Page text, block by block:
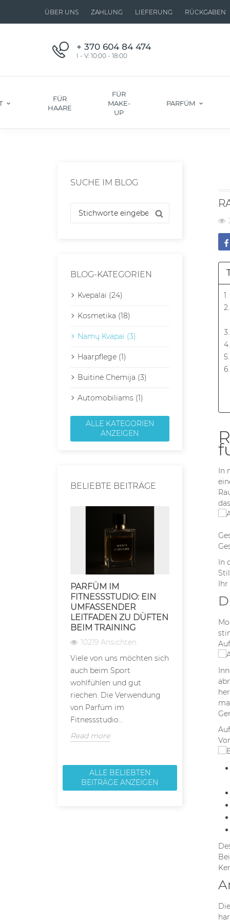
ÜBER UNS ZAHLUNG LIEFERUNG RÜCKGABEN
+ 370 604 84 474
I - V: 10:00 - 18:00
FÜR
HAARE
FÜR
MAKE-
UP
PARFÜM
SUCHE IM BLOG
BLOG-KATEGORIEN
Kvepalai (24)
Kosmetika (18)
Namų Kvapai (3)
Haarpflege (1)
Buitinė Chemija (3)
Automobiliams (1)
ALLE KATEGORIEN
ANZEIGEN
BELIEBTE BEITRÄGE
PARFÜM IM
FITNESSSTUDIO: EIN
UMFASSENDER
LEITFADEN ZU DÜFTEN
BEIM TRAINING
10219 Ansichten
Viele von uns möchten sich
auch beim Sport
wohlfühlen und gut
riechen. Die Verwendung
von Parfüm im
Fitnessstudio...
Read more
FÜR
BLEIBEN
LÄNGER
7146
Die
Parfüms
sich direkt
Haltbarkeit
Read more
ALLE BELIEBTEN
BEITRÄGE ANZEIGEN
In
In
Ihr